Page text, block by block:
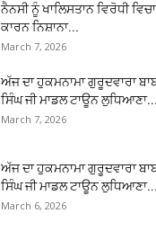
ਨੈਨਸੀ ਨੂੰ ਖਾਲਿਸਤਾਨ ਵਿਰੋਧੀ
ਕਾਰਨ ਨਿਸ਼ਾਨਾ...
March 7, 2026
ਅੱਜ ਦਾ ਹੁਕਮਨਾਮਾ ਗੁਰੂਦਵਾਰਾ
ਸਿੰਘ ਜੀ ਮਾਡਲ ਟਾਊਨ ਲੁਧਿਆਣਾ...
March 7, 2026
ਅੱਜ ਦਾ ਹੁਕਮਨਾਮਾ ਗੁਰੂਦਵਾਰਾ
ਸਿੰਘ ਜੀ ਮਾਡਲ ਟਾਊਨ ਲੁਧਿਆਣਾ...
March 6, 2026